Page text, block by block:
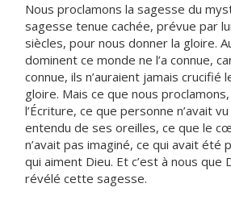
Nous proclamons la sagesse du
sagesse tenue cachée, prévue par
siècles, pour nous donner la gloire.
dominent ce monde ne l’a connue,
connue, ils n’auraient jamais crucifié
gloire. Mais ce que nous
l’Écriture, ce que personne n’avait
entendu de ses oreilles, ce que le
n’avait pas imaginé, ce qui avait été
qui aiment Dieu. Et c’est à nous que
révélé cette sagesse.